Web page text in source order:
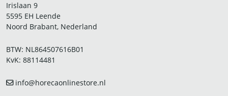
Irislaan 9
5595 EH Leende
Noord Brabant, Nederland
BTW: NL864507616B01
KvK: 88114481
info@horecaonlinestore.nl